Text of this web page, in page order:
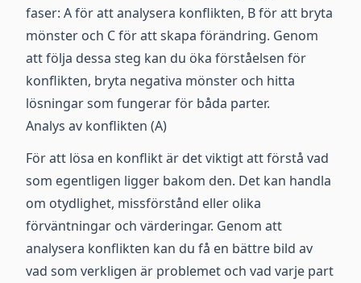
faser: A för att analysera konflikten, B för att bryta
mönster och C för att skapa förändring. Genom
att följa dessa steg kan du öka förståelsen för
konflikten, bryta negativa mönster och hitta
lösningar som fungerar för båda parter.
Analys av konflikten (A)
För att lösa en konflikt är det viktigt att förstå vad
som egentligen ligger bakom den. Det kan handla
om otydlighet, missförstånd eller olika
förväntningar och värderingar. Genom att
analysera konflikten kan du få en bättre bild av
vad som verkligen är problemet och vad varje part